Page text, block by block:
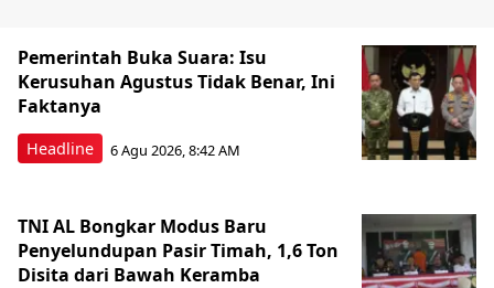
Headline
Pemerintah Buka Suara: Isu
Kerusuhan Agustus Tidak Benar, Ini
Faktanya
6 Agu 2026, 8:42 AM
TNI AL Bongkar Modus Baru
Penyelundupan Pasir Timah, 1,6 Ton
Disita dari Bawah Keramba